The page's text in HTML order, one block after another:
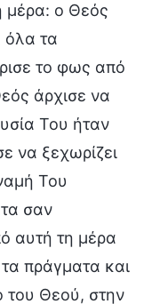
μέρα: ο Θεός
όλα τα
το φως από
άρχισε να
Του ήταν
να ξεχωρίζει
Του
σαν
αυτή τη μέρα
πράγματα και
του Θεού, στην